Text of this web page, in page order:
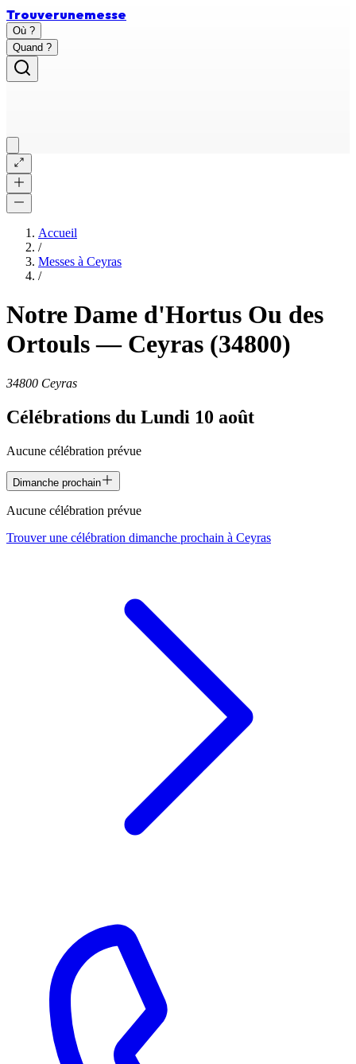
Trouverunemesse
Où ?
Quand ?
Accueil
/
Messes à Ceyras
/
Notre Dame d'Hortus Ou des
Ortouls— Ceyras (34800)
34800 Ceyras
Célébrations du Lundi 10 août
Aucune célébration prévue
Dimanche prochain
Aucune célébration prévue
Trouver une célébration dimanche prochain à Ceyras